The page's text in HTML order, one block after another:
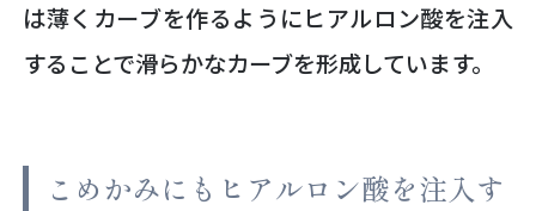
は薄くカーブを作るようにヒアルロン酸を注入
することで滑らかなカーブを形成しています。
こめかみにもヒアルロン酸を注入す